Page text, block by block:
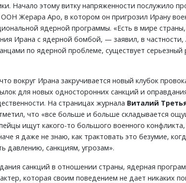
Начало этому витку напряженности послужило
Жерара Аро, в котором он пригрозил Ирану
ядерной программы. «Есть в мире
Ирана с ядерной бомбой, — заявил, в
по ядерной проблеме, существует серьезный
вокруг Ирана закручивается новый клубок
для новых односторонних санкций и
На страницах журнала Виталий
что «все больше и больше складывается
ищут какого-то большого военного
я даже не знаю, как трактовать это безумие,
давлению, санкциям, угрозам».
санкций в отношении страны, ядерная
которая своим поведением не дает никаких